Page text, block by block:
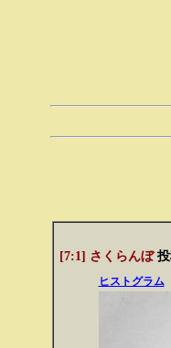
[7:1] さくらんぼ投
ヒストグラム